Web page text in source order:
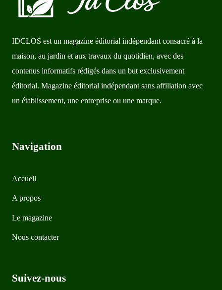
IDCLOS est un magazine éditorial indépendant consacré à la
maison, au jardin et aux travaux du quotidien, avec des
contenus informatifs rédigés dans un but exclusivement
éditorial. Magazine éditorial indépendant sans affiliation avec
un établissement, une entreprise ou une marque.
Navigation
Accueil
A propos
Le magazine
Nous contacter
Suivez-nous